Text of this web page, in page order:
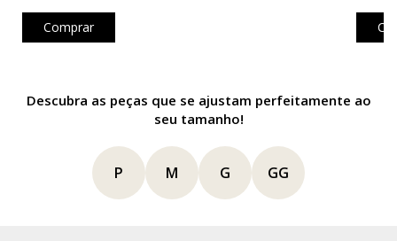
Unico
Dica de Tamanho
Logo abaixo da opção de tamanho, você encontrará o
provador virtual
Preencha suas medidas e descubra qual é o tamanho ideal
Comprar
Descubra as peças que se ajustam perfeitamente ao
seu tamanho!
P M G GG